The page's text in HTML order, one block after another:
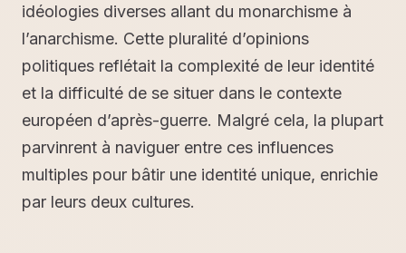
idéologies diverses allant du monarchisme à
l’anarchisme. Cette pluralité d’opinions
politiques reflétait la complexité de leur identité
et la difficulté de se situer dans le contexte
européen d’après-guerre. Malgré cela, la plupart
parvinrent à naviguer entre ces influences
multiples pour bâtir une identité unique, enrichie
par leurs deux cultures.